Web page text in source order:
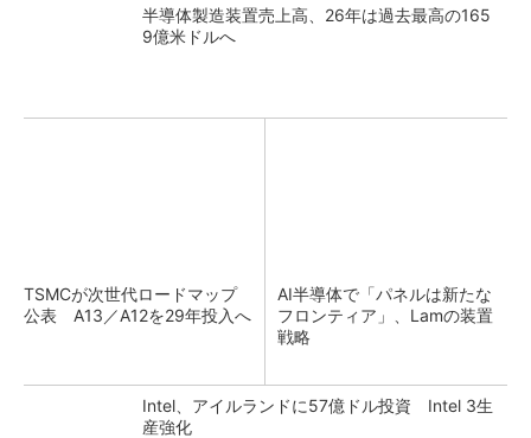
半導体製造装置売上高、26年は過去最高の165
9億米ドルへ
TSMCが次世代ロードマップ
公表 A13／A12を29年投入へ
AI半導体で「パネルは新たな
フロンティア」、Lamの装置
戦略
Intel、アイルランドに57億ドル投資 Intel 3生
産強化